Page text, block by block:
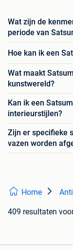
Wat zijn de
periode van
Hoe kan ik een
Wat maakt
kunstwereld?
Kan ik een
interieurstijlen?
Zijn er specifieke
vazen worden
Home
409 resultaten